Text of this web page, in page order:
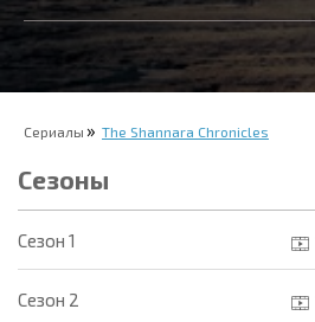
Сериалы The Shannara Chronicles
Сезоны
Cезон 1
Cезон 2